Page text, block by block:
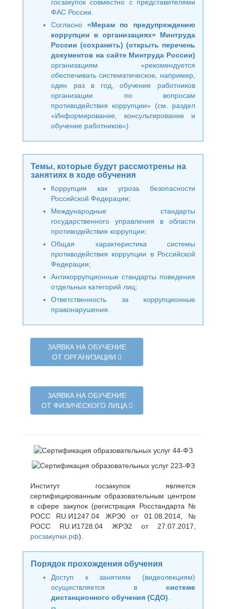
госзакупок совместно с представителями
ФАС России.
Согласно «Мерам по предупреждению
коррупции в организациях» Минтруда
России (сохранить) (открыть перечень
документов на сайте Минтруда России)
организациям «рекомендуется
обеспечивать систематическое, например,
один раз в год, обучение работников
организации по вопросам
противодействия коррупции» (см. раздел
«Информирование, консультирование и
обучение работников»).
Темы, которые будут рассмотрены на
занятиях в ходе обучения
Коррупция как угроза безопасности
Российской Федерации;
Международные стандарты
государственного управления в области
противодействия коррупции;
Общая характеристика системы
противодействия коррупции в Российской
Федерации;
Антикоррупционные стандарты поведения
отдельных категорий лиц;
Ответственность за коррупционные
правонарушения.
ЗАЯВКА НА ОБУЧЕНИЕ
ОТ ОРГАНИЗАЦИИ
ЗАЯВКА НА ОБУЧЕНИЕ
ОТ ФИЗИЧЕСКОГО ЛИЦА
Институт госзакупок является
сертифицированным образовательным центром
в сфере закупок (регистрация Росстандарта №
РОСС RU.И1247.04 ЖРЭ0 от 01.08.2014, №
РОСС RU.И1728.04 ЖРЭ2 от 27.07.2017,
росзакупки.рф).
Порядок прохождения обучения
Доступ к занятиям (видеолекциям)
осуществляется в системе
дистанционного обучения (СДО)